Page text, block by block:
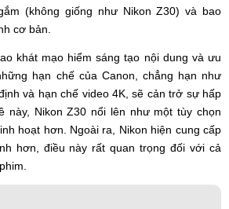
(không giống như Nikon Z30) và bao
cơ bản.
khát mạo hiểm sáng tạo nội dung và ưu
hạn chế của Canon, chẳng hạn như
và hạn chế video 4K, sẽ cản trở sự hấp
này, Nikon Z30 nổi lên như một tùy chọn
hoạt hơn. Ngoài ra, Nikon hiện cung cấp
hơn, điều này rất quan trọng đối với cả